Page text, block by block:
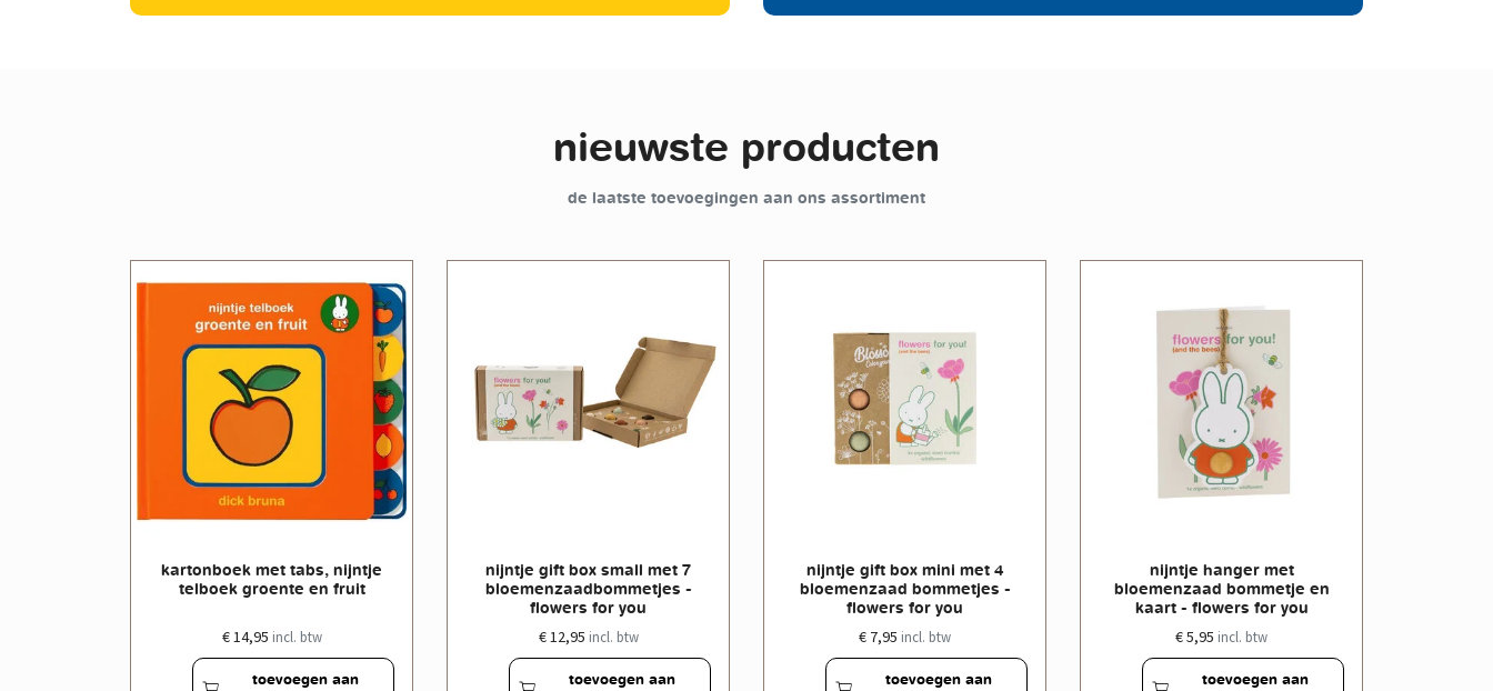
nieuwste producten
de laatste toevoegingen aan ons assortiment
kartonboek met tabs, nijntje
telboek groente en fruit
€ 14,95 incl. btw
toevoegen aan
nijntje gift box small met 7
bloemenzaadbommetjes -
flowers for you
€ 12,95 incl. btw
toevoegen aan
nijntje gift box mini met 4
bloemenzaad bommetjes -
flowers for you
€ 7,95 incl. btw
toevoegen aan
nijntje hanger met
bloemenzaad bommetje en
kaart - flowers for you
€ 5,95 incl. btw
toevoegen aan